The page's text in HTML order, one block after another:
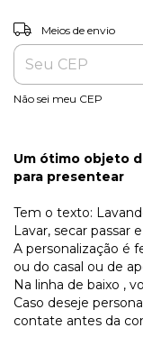
Entregas para o CEP:
Meios de envio
Não sei meu CEP
Um ótimo objeto
para presentear
Tem o texto:
Lavar, secar passar
A personalização é
ou do casal ou de
Na linha de baixo ,
Caso deseje
contate antes da